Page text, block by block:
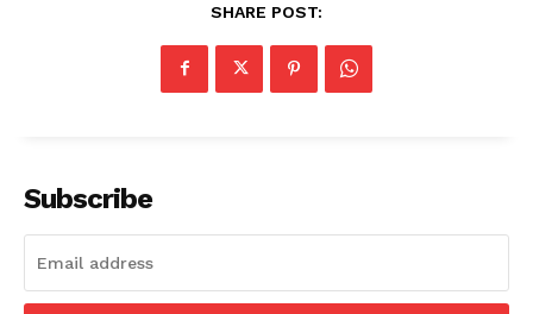
SHARE POST:
Subscribe